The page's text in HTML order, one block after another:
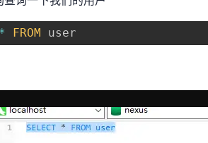
* FROM user